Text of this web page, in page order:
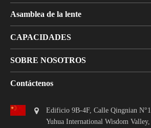
Asamblea de la lente
CAPACIDADES
SOBRE NOSOTROS
Contáctenos
Edificio 9B-4F, Calle Qingnian
Yuhua International Wisdom